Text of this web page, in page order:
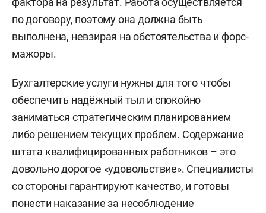
по договору, поэтому она должна быть
выполнена, невзирая на обстоятельства и форс-
мажоры.
Бухгалтерские услуги нужны для того чтобы
обеспечить надёжный тыл и спокойно
заниматься стратегическим планированием
либо решением текущих проблем. Содержание
штата квалифицированных работников – это
довольно дорогое «удовольствие». Специалисты
со стороны гарантируют качество, и готовы
понести наказание за несоблюдение